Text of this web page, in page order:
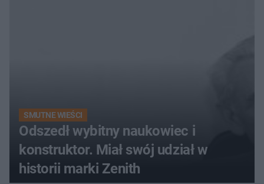
SMUTNE WIEŚCI
Odszedł wybitny naukowiec i
konstruktor. Miał swój udział w
historii marki Zenith